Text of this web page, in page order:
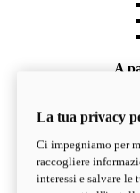
A
V2
La tua privacy
Ci impegniamo per
raccogliere
interessi e salvare le